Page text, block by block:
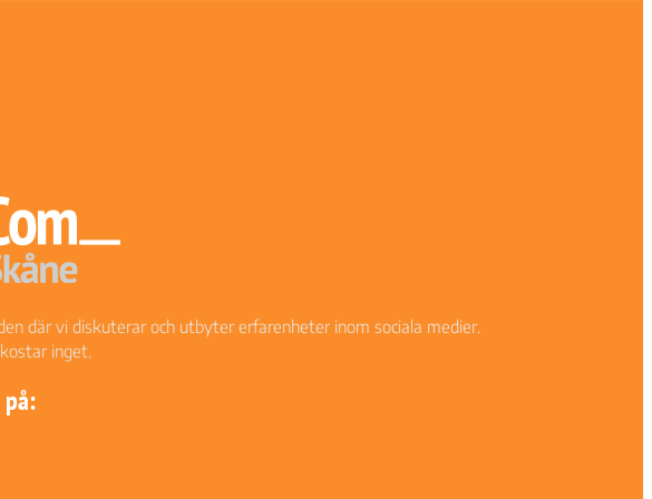
där vi diskuterar och utbyter erfarenheter inom sociala medier.
inget.